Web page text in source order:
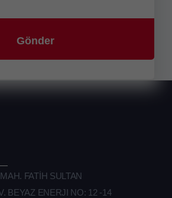
FATİH SULTAN
BEYAZ ENERJI NO: 12 -14